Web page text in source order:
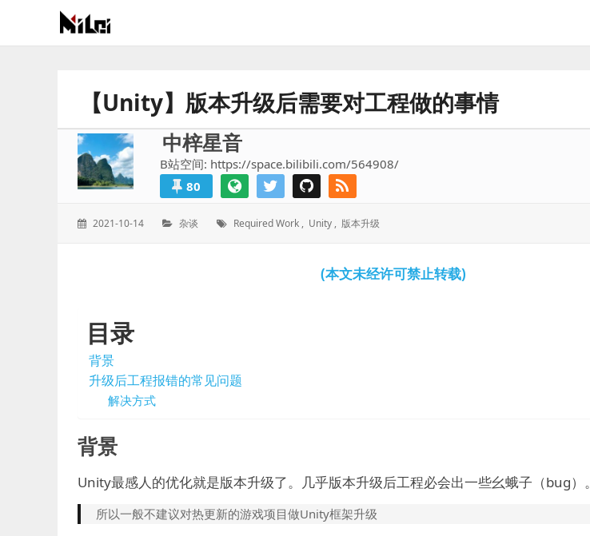
有
的
【Unity】版本升级后需要对工程做的事情
中梓星音
B站空间: https://space.bilibili.com/564908/
80
发
2021-10-14
分
杂谈
标
Required Work , Unity , 版本升级
(本文未经许可禁止转载)
目录
背景
升级后工程报错的常见问题
解决方式
背景
Unity最感人的优化就是版本升级了。几乎版本升级后工程必会出一些幺蛾子（bug）。
所以一般不建议对热更新的游戏项目做Unity框架升级